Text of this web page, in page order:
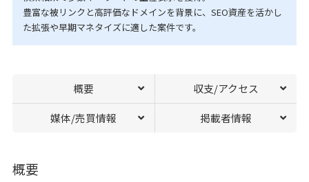
豊富な被リンクと高評価なドメインを背景に、SEO資産を活かし
た拡張や早期マネタイズに適した案件です。
概要 収支/アクセス
媒体/売買情報 掲載者情報
概要